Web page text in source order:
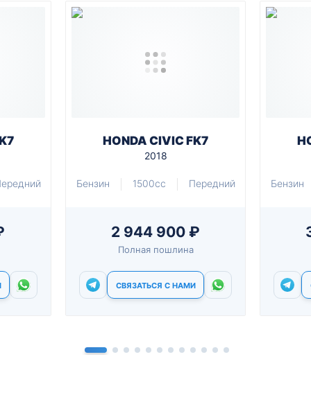
HONDA CIVIC FK7
2018
Бензин 1500cc Передний
2 944 900 ₽
Полная пошлина
СВЯЗАТЬСЯ С НАМИ
Бензин